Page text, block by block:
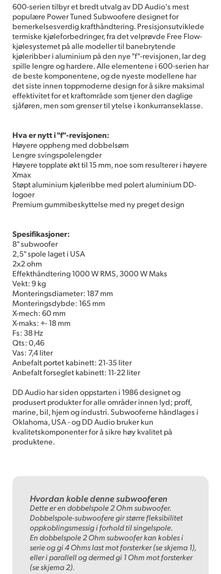
600-serien tilbyr et bredt utvalg av DD Audio's mest
populære Power Tuned Subwoofere designet for
bemerkelsesverdig krafthåndtering. Presisjonsutviklede
termiske kjøleforbedringer, fra det velprøvde Free Flow-
kjølesystemet på alle modeller til banebrytende
kjøleribber i aluminium på den nye "f"-revisjonen, lar deg
spille lengre og hardere. Alle elementene i 600-serien har
de beste komponentene, og de nyeste modellene har
det siste innen toppmoderne design for å sikre maksimal
effektivitet for et kraftområde som tjener den daglige
sjåføren, men som grenser til ytelse i konkurranseklasse.
Hva er nytt i "f"-revisjonen:
Høyere oppheng med dobbelsøm
Lengre svingspolelengder
Høyere topplate økt til 15 mm, noe som resulterer i høyere
Xmax
Støpt aluminium kjøleribbe med polert aluminium DD-
logoer
Premium gummibeskyttelse med ny preget design
Spesifikasjoner:
8" subwoofer
2,5" spole laget i USA
2x2 ohm
Effekthåndtering 1000 W RMS, 3000 W Maks
Vekt: 9 kg
Monteringsdiameter: 187 mm
Monteringsdybde: 165 mm
X-mech: 60 mm
X-maks: +- 18 mm
Fs: 38 Hz
Qts: 0,46
Vas: 7,4 liter
Anbefalt portet kabinett: 21-35 liter
Anbefalt forseglet kabinett: 11-22 liter
DD Audio har siden oppstarten i 1986 designet og
produsert produkter for alle områder innen lyd; proff,
marine, bil, hjem og industri. Subwooferne håndlages i
Oklahoma, USA - og DD Audio bruker kun
kvalitetskomponenter for å sikre høy kvalitet på
produktene.
Hvordan koble denne subwooferen
Dette er en dobbelspole 2 Ohm subwoofer.
Dobbelspole-subwoofere gir større fleksibilitet
oppkoblingsmessig i forhold til singelspole.
En dobbelspole 2 Ohm subwoofer kan kobles i
serie og gi 4 Ohms last mot forsterker (se skjema 1),
eller i parallell og dermed gi 1 Ohm mot forsterker
(se skjema 2).